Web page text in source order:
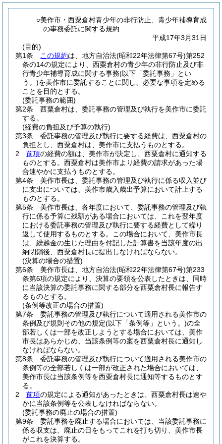
○美作市・西粟倉村青少年の非行防止、青少年補導育成
の事務委託に関する規約
平成17年3月31日
(目的)
第1条
この規約は、地方自治法(昭和22年法律第67号)第252
条の14の規定により、西粟倉村の青少年の非行防止及び非
行青少年補導育成に関する事務(以下「委託事務」とい
う。)を美作市に委託することに関し、必要な事項を定める
ことを目的とする。
(委託事務の範囲)
第2条
西粟倉村は、委託事務の管理及び執行を美作市に委託
する。
(経費の負担及び予算の執行)
第3条
委託事務の管理及び執行に要する経費は、西粟倉村の
負担とし、西粟倉村は、美作市に支払うものとする。
2
前項の経費の額は、美作市が決定し、西粟倉村に通知する
ものとする。 西粟倉村は美作市より経費の請求があった場
合速やかに支払うものとする。
第4条
美作市長は、委託事務の管理及び執行に係る収入並び
に支出については、美作市歳入歳出予算において計上する
ものとする。
第5条
美作市長は、各年度において、委託事務の管理及び執
行に係る予算に残額がある場合においては、これを翌年度
における委託事務の管理及び執行に要する経費として繰り
返して使用するものとする。
この場合において、美作市長
は、繰越金の生じた理由を付記した計算書を当該年度の出
納閉鎖後、西粟倉村長に提出しなければならない。
(決算の場合の措置)
第6条
美作市長は、地方自治法(昭和22年法律第67号)第233
条第6項の規定により、決算の要領を公表したときは、同時
に当該決算の委託事務に関する部分を西粟倉村長に報告す
るものとする。
(条例等改正の場合の措置)
第7条
委託事務の管理及び執行について適用される美作市の
条例及び規則その他の規定(以下「条例等」という。)の全
部若しくは一部を改正しようとする場合においては、美作
市長はあらかじめ、当該条例等の案を西粟倉村長に通知し
なければならない。
第8条
委託事務の管理及び執行について適用される美作市の
条例等の全部若しくは一部が改正された場合においては、
美作市長は当該条例等を西粟倉村長に通知等するものとす
る。
2
前項の規定による通知があったときは、西粟倉村長は速や
かに当該条例等を公表しなければならない。
(委託事務の廃止の場合の措置)
第9条
委託事務を廃止する場合においては、当該委託事務に
係る収支は、廃止の日をもってこれを打ち切り、美作市長
がこれを決算する。